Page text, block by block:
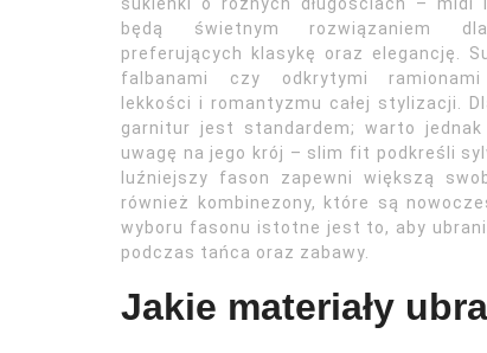
będą świetnym rozwiązaniem
preferujących klasykę oraz elegancję.
falbanami czy odkrytymi ramionami
lekkości i romantyzmu całej stylizacji.
garnitur jest standardem; warto jednak
uwagę na jego krój – slim fit podkreśli
luźniejszy fason zapewni większą
również kombinezony, które są
wyboru fasonu istotne jest to, aby
podczas tańca oraz zabawy.
Jakie materiały